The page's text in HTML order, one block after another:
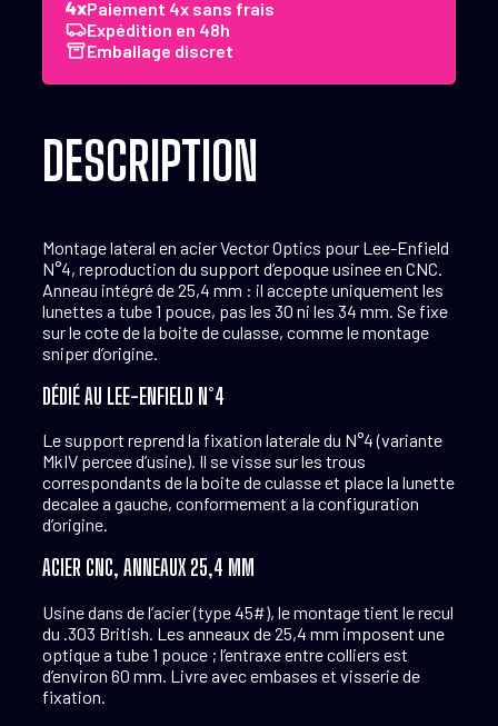
25.4
mm
Acier
Paiement 4x sans frais
Expédition en 48h
Emballage discret
DESCRIPTION
Montage lateral en acier Vector Optics pour Lee-Enfield
N°4, reproduction du support d’epoque usinee en CNC.
Anneau intégré de 25,4 mm : il accepte uniquement les
lunettes a tube 1 pouce, pas les 30 ni les 34 mm. Se fixe
sur le cote de la boite de culasse, comme le montage
sniper d’origine.
DÉDIÉ AU LEE-ENFIELD N°4
Le support reprend la fixation laterale du N°4 (variante
MkIV percee d’usine). Il se visse sur les trous
correspondants de la boite de culasse et place la lunette
decalee a gauche, conformement a la configuration
d’origine.
ACIER CNC, ANNEAUX 25,4 MM
Usine dans de l’acier (type 45#), le montage tient le recul
du .303 British. Les anneaux de 25,4 mm imposent une
optique a tube 1 pouce ; l’entraxe entre colliers est
d’environ 60 mm. Livre avec embases et visserie de
fixation.